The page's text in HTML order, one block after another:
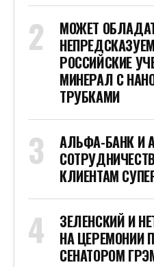
МОЖЕТ
РОССИЙСКИЕ
МИНЕРАЛ С
ТРУБКАМИ
АЛЬФА-БАНК И
КЛИЕНТАМ
ЗЕЛЕНСКИЙ И
НА ЦЕРЕМОНИИ
СЕНАТОРОМ